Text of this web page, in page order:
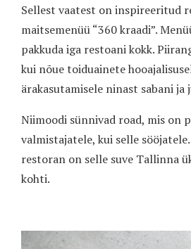
Sellest vaatest on inspireeritud
maitsemenüü “360 kraadi”.
pakkuda iga restoani kokk.
kui nõue toiduainete
ärakasutamisele ninast sabani ja
Niimoodi sünnivad road, mis on
valmistajatele, kui selle
restoran on selle suve Tallinna
kohti.